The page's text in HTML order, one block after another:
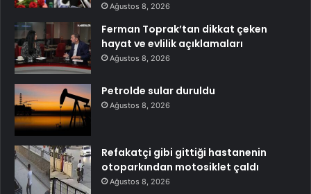
Ağustos 8, 2026
Ferman Toprak’tan dikkat çeken
hayat ve evlilik açıklamaları
Ağustos 8, 2026
Petrolde sular duruldu
Ağustos 8, 2026
Refakatçi gibi gittiği hastanenin
otoparkından motosiklet çaldı
Ağustos 8, 2026